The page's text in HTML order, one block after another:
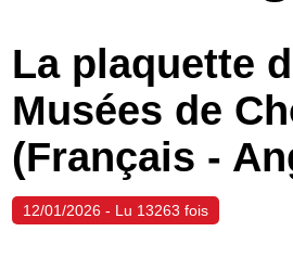
Economie
Services
Contacts
La plaquette
Musées de
(Français -
12/01/2026 - Lu 13263 fois